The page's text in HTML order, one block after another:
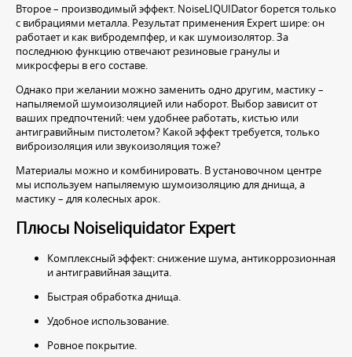
Второе – производимый эффект. NoiseLIQUIDator борется только
с вибрациями металла. Результат применения Expert шире: он
работает и как вибродемпфер, и как шумоизолятор. За
последнюю функцию отвечают резиновые гранулы и
микросферы в его составе.
Однако при желании можно заменить одно другим, мастику –
напыляемой шумоизоляцией или наборот. Выбор зависит от
ваших предпочтений: чем удобнее работать, кистью или
антигравийным пистолетом? Какой эффект требуется, только
виброизоляция или звукоизоляция тоже?
Материалы можно и комбинировать. В установочном центре
мы используем напыляемую шумоизоляцию для днища, а
мастику – для колесных арок.
Плюсы Noiseliquidator Expert
Комплексный эффект: снижение шума, антикоррозионная
и антигравийная защита.
Быстрая обработка днища.
Удобное использование.
Ровное покрытие.